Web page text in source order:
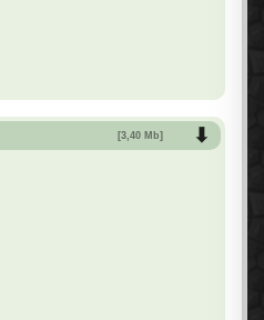
[3,40 Mb]